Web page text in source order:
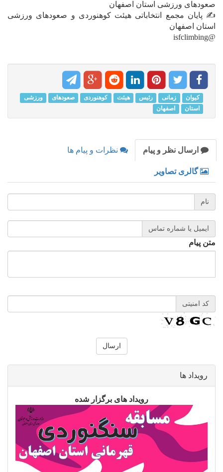
صعودهای ورزشی استان اصفهان
✍ پایان مجمع انتخاباتی هیئت کوهنوردی و صعودهای ورزشی
استان اصفهان
@isfclimbing
کیوان زمانی رئیس هیئت کوهنوردی صعودهای
ورزشی
استان
اصفهان
ارسال نظر و پیام نظرات و پیام ها
گالری تصاویر
نام
ایمیل یا شماره تماس
متن پیام
کد امنیتی
رویداد ها
رویداد های برگزار شده